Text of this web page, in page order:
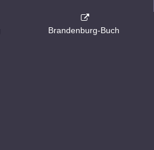
Brandenburg-Buch